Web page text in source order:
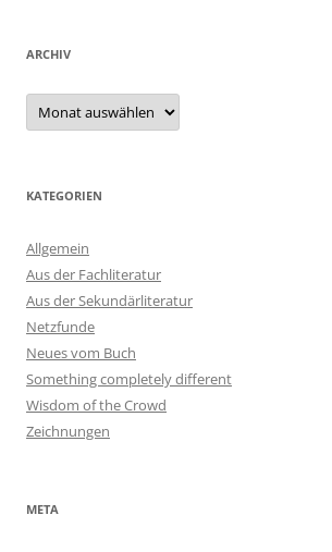
ARCHIV
Archiv
KATEGORIEN
Allgemein
Aus der Fachliteratur
Aus der Sekundärliteratur
Netzfunde
Neues vom Buch
Something completely different
Wisdom of the Crowd
Zeichnungen
META